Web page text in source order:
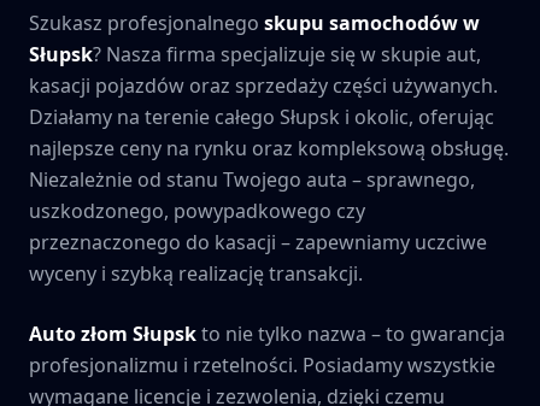
Szukasz profesjonalnego skupu samochodów w
Słupsk? Nasza firma specjalizuje się w skupie aut,
kasacji pojazdów oraz sprzedaży części używanych.
Działamy na terenie całego Słupsk i okolic, oferując
najlepsze ceny na rynku oraz kompleksową obsługę.
Niezależnie od stanu Twojego auta – sprawnego,
uszkodzonego, powypadkowego czy
przeznaczonego do kasacji – zapewniamy uczciwe
wyceny i szybką realizację transakcji.
Auto złom Słupskto nie tylko nazwa – to gwarancja
profesjonalizmu i rzetelności. Posiadamy wszystkie
wymagane licencje i zezwolenia, dzięki czemu